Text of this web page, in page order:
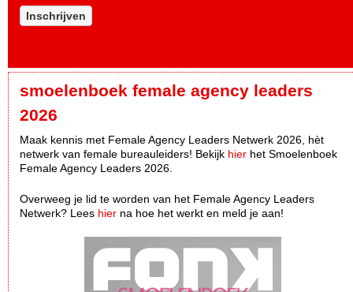
Inschrijven
smoelenboek female agency leaders
2026
Maak kennis met Female Agency Leaders Netwerk 2026, hèt
netwerk van female bureauleiders! Bekijk hier het Smoelenboek
Female Agency Leaders 2026.
Overweeg je lid te worden van het Female Agency Leaders
Netwerk? Lees hier na hoe het werkt en meld je aan!